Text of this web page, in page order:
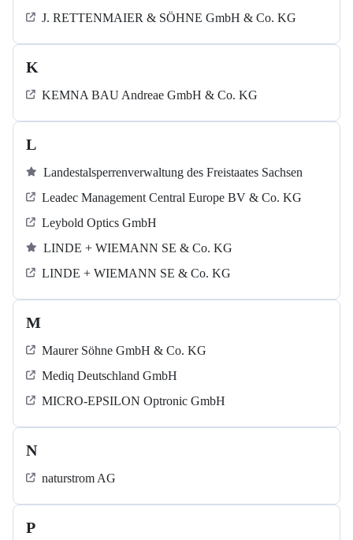
J. RETTENMAIER & SÖHNE GmbH & Co. KG
K
KEMNA BAU Andreae GmbH & Co. KG
L
Landestalsperrenverwaltung des Freistaates Sachsen
Leadec Management Central Europe BV & Co. KG
Leybold Optics GmbH
LINDE + WIEMANN SE & Co. KG
LINDE + WIEMANN SE & Co. KG
M
Maurer Söhne GmbH & Co. KG
Mediq Deutschland GmbH
MICRO-EPSILON Optronic GmbH
N
naturstrom AG
P